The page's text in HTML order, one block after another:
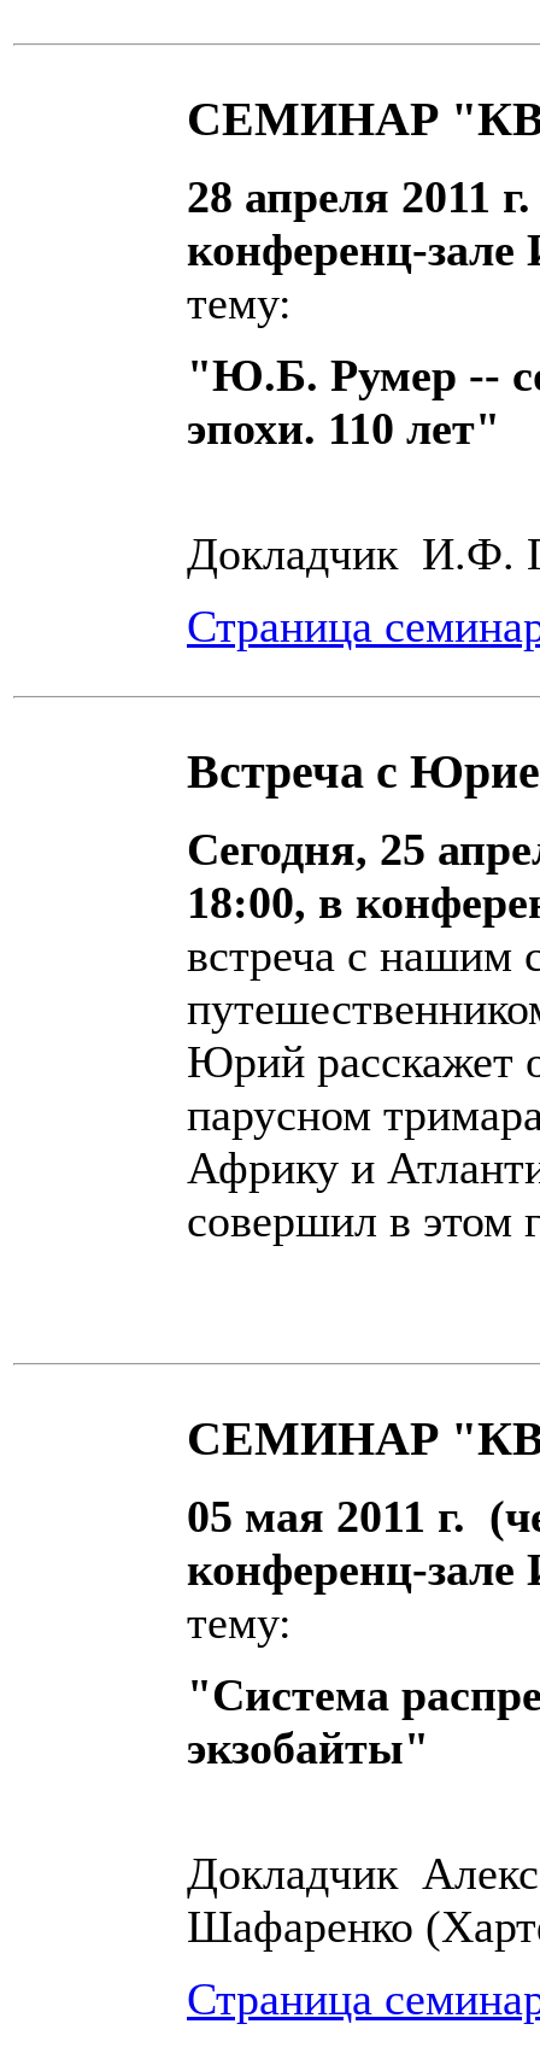
СЕМИНАР
28 апреля 2011
конференц-
тему:
"Ю.Б. Румер --
эпохи. 110 лет"
Докладчик И.Ф.
Страница
Встреча с
Сегодня, 25
18:00, в
встреча с нашим
Юрий расскажет
парусном
Африку и
совершил в этом
СЕМИНАР
05 мая 2011 г.
конференц-
тему:
"Система
экзобайты"
Докладчик Алекс
Шафаренко
Страница